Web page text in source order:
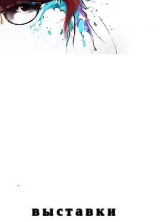
выставки